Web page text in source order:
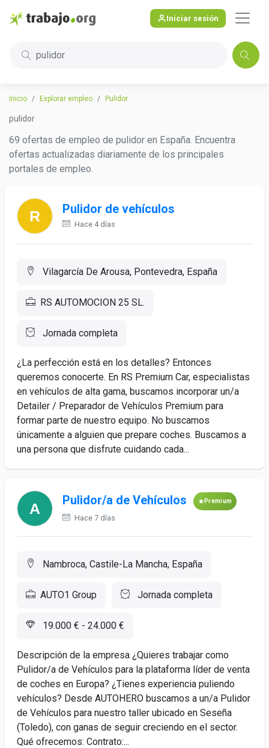
Iniciar sesión
pulidor
Inicio Explorar empleo Pulidor
pulidor
69 ofertas de empleo de pulidor en España. Encuentra
ofertas actualizadas diariamente de los principales
portales de empleo.
Pulidor de vehículos
Hace 4 días
Vilagarcía De Arousa, Pontevedra, España
RS AUTOMOCION 25 SL.
Jornada completa
¿La perfección está en los detalles? Entonces
queremos conocerte. En RS Premium Car, especialistas
en vehículos de alta gama, buscamos incorporar un/a
Detailer / Preparador de Vehículos Premium para
formar parte de nuestro equipo. No buscamos
únicamente a alguien que prepare coches. Buscamos a
una persona que disfrute cuidando cada...
Pulidor/a de Vehículos Premium
Hace 7 días
Nambroca, Castile-La Mancha, España
AUTO1 Group Jornada completa
19.000 € - 24.000 €
Descripción de la empresa ¿Quieres trabajar como
Pulidor/a de Vehículos para la plataforma líder de venta
de coches en Europa? ¿Tienes experiencia puliendo
vehículos? Desde AUTOHERO buscamos a un/a Pulidor
de Vehículos para nuestro taller ubicado en Seseña
(Toledo), con ganas de seguir creciendo en el sector.
Qué ofrecemos: Contrato:...